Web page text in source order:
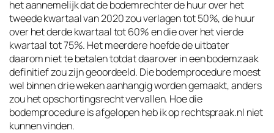
het aannemelijk dat de bodemrechter de huur over het
tweede kwartaal van 2020 zou verlagen tot 50%, de huur
over het derde kwartaal tot 60% en die over het vierde
kwartaal tot 75%. Het meerdere hoefde de uitbater
daarom niet te betalen totdat daarover in een bodemzaak
definitief zou zijn geoordeeld. Die bodemprocedure moest
wel binnen drie weken aanhangig worden gemaakt, anders
zou het opschortingsrecht vervallen. Hoe die
bodemprocedure is afgelopen heb ik op rechtspraak.nl niet
kunnen vinden.